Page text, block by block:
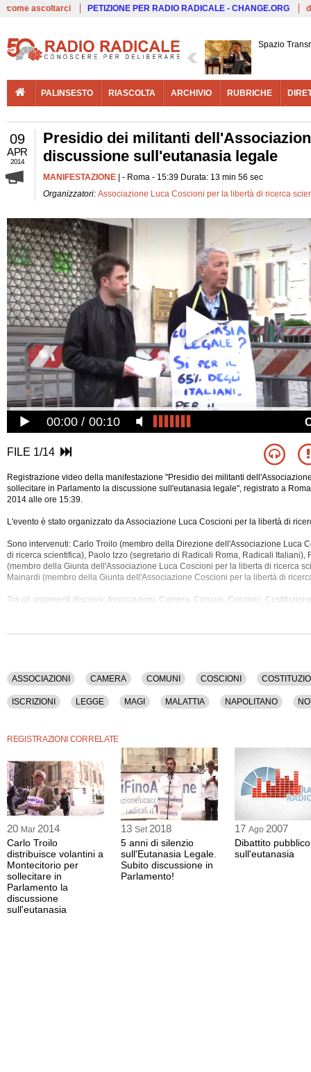
come ascoltarci PETIZIONE PER RADIO RADICALE - CHANGE.ORG
Spazio
PALINSESTO RIASCOLTA ARCHIVIO RUBRICHE
09
APR
2014
Presidio dei militanti
discussione sull'eutanasia legale
MANIFESTAZIONE | - Roma - 15:39 Durata: 13 min 56 sec
Organizzatori: Associazione Luca Coscioni per la libertà di ricerca
00:00 00:10
FILE 1/14
Registrazione video della manifestazione "Presidio dei militanti
sollecitare in Parlamento la discussione sull'eutanasia legale", registrato a
2014 alle ore 15:39.
L'evento è stato organizzato da Associazione Luca Coscioni per la libertà di
Sono intervenuti: Carlo Troilo (membro della Direzione dell'Associazione Luca
di ricerca scientifica), Paolo Izzo (segretario di Radicali Roma, Radicali Italiani),
(membro della Giunta dell'Associazione Luca Coscioni per la liberta di ricerca
Mainardi (membro della Giunta dell'Associazione Coscioni per la libertà di
Tra gli argomenti discussi: Associazioni, Camera, Comuni, Coscioni,
Biologico, Veronesi, Welby.
Questo contenuto è disponibile anche nella sola versione audio.
ASSOCIAZIONI CAMERA COMUNI COSCIONI
ISCRIZIONI LEGGE MAGI MALATTIA NAPOLITANO
REGISTRAZIONI CORRELATE
20 Mar 2014
Carlo Troilo
distribuisce volantini a
Montecitorio per
sollecitare in
Parlamento la
discussione
sull'eutanasia
13 Set 2018
5 anni di silenzio
sull'Eutanasia Legale.
Subito discussione in
Parlamento!
17 Ago 2007
Dibattito pubblico
sull'eutanasia